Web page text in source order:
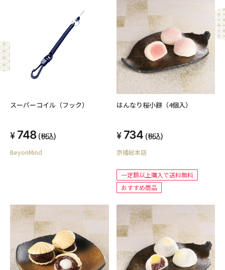
スーパーコイル（フック）
748 (税込)
BeyonMind
はんなり桜小餅（4個入）
734 (税込)
京橘総本店
一定額以上購入で送料無料
おすすめ商品